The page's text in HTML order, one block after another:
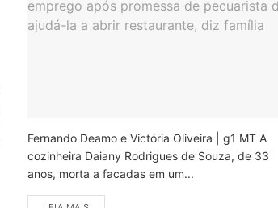
Fernando Deamo e Victória Oliveira | g1 MT A
cozinheira Daiany Rodrigues de Souza, de 33
anos, morta a facadas em um...